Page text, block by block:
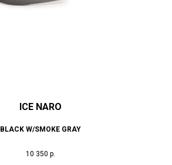
ICE NARO
BLACK W/SMOKE GRAY
10 350 р.